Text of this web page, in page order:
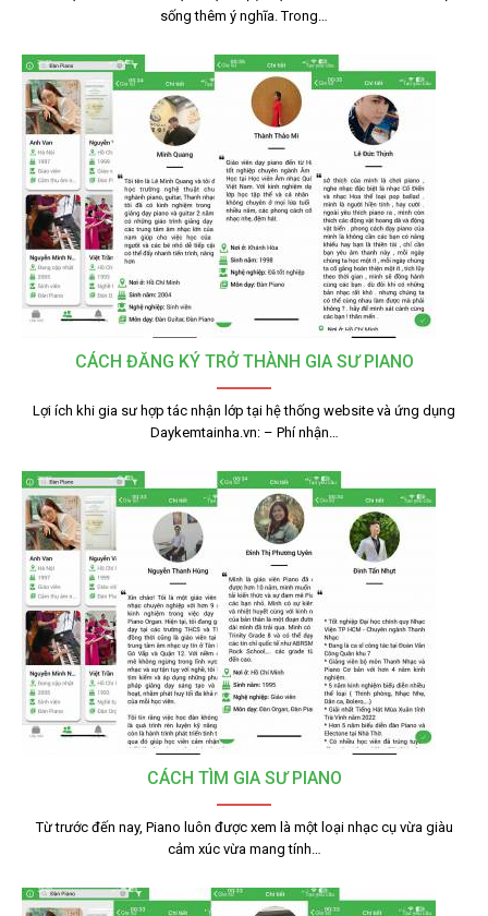
sống thêm ý nghĩa. Trong…
CÁCH ĐĂNG KÝ TRỞ THÀNH GIA SƯ PIANO
Lợi ích khi gia sư hợp tác nhận lớp tại hệ thống website và ứng dụng
Daykemtainha.vn: – Phí nhận…
CÁCH TÌM GIA SƯ PIANO
Từ trước đến nay, Piano luôn được xem là một loại nhạc cụ vừa giàu
cảm xúc vừa mang tính…